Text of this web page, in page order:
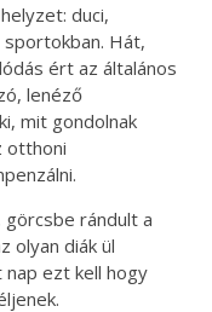
duci,
Hát,
ért az általános
lenéző
mit gondolnak
otthoni
rándult a
olyan diák ül
nap ezt kell hogy